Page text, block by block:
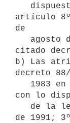
artículo
de
citado
b) Las
decreto
con lo
de 1991;